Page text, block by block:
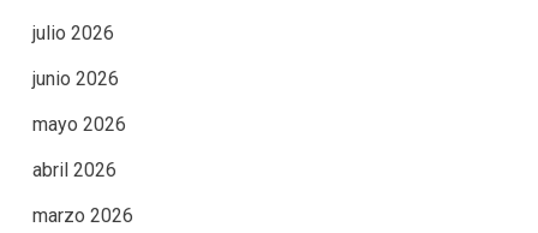
julio 2026
junio 2026
mayo 2026
abril 2026
marzo 2026